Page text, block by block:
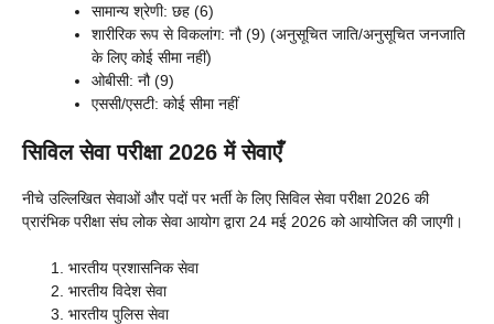
सामान्य श्रेणी: छह (6)
शारीरिक रूप से विकलांग: नौ (9) (अनुसूचित जाति/अनुसूचित जनजाति
के लिए कोई सीमा नहीं)
ओबीसी: नौ (9)
एससी/एसटी: कोई सीमा नहीं
सिविल सेवा परीक्षा 2026 में सेवाएँ
नीचे उल्लिखित सेवाओं और पदों पर भर्ती के लिए सिविल सेवा परीक्षा 2026 की
प्रारंभिक परीक्षा संघ लोक सेवा आयोग द्वारा 24 मई 2026 को आयोजित की जाएगी।
भारतीय प्रशासनिक सेवा
भारतीय विदेश सेवा
भारतीय पुलिस सेवा